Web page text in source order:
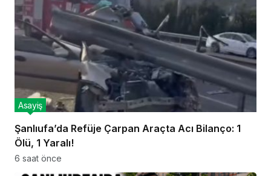
Şanlıufa’da Refüje Çarpan Araçta Acı Bilanço: 1
Ölü, 1 Yaralı!
Asayiş
6 saat önce